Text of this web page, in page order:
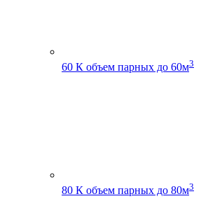
60 К объем парных до 60м3
80 К объем парных до 80м3